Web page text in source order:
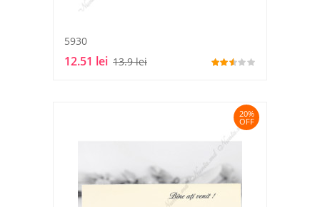
5930
12.51 lei 13.9 lei
20%
OFF